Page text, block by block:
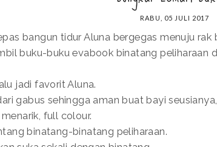
RABU, 05 JULI 2017
bangun tidur Aluna bergegas menuju rak
buku-buku evabook binatang peliharaan
jadi favorit Aluna.
gabus sehingga aman buat bayi
full colour.
binatang-binatang peliharaan.